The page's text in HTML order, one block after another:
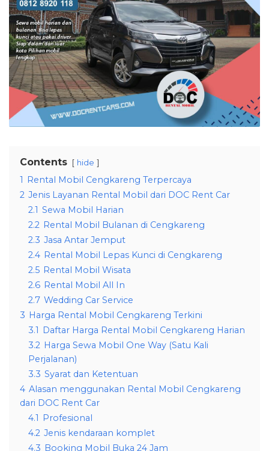
Contents hide
1 Rental Mobil Cengkareng Terpercaya
2 Jenis Layanan Rental Mobil dari DOC Rent Car
2.1 Sewa Mobil Harian
2.2 Rental Mobil Bulanan di Cengkareng
2.3 Jasa Antar Jemput
2.4 Rental Mobil Lepas Kunci di Cengkareng
2.5 Rental Mobil Wisata
2.6 Rental Mobil All In
2.7 Wedding Car Service
3 Harga Rental Mobil Cengkareng Terkini
3.1 Daftar Harga Rental Mobil Cengkareng Harian
3.2 Harga Sewa Mobil One Way (Satu Kali
Perjalanan)
3.3 Syarat dan Ketentuan
4 Alasan menggunakan Rental Mobil Cengkareng
dari DOC Rent Car
4.1 Profesional
4.2 Jenis kendaraan komplet
4.3 Booking Mobil Buka 24 Jam